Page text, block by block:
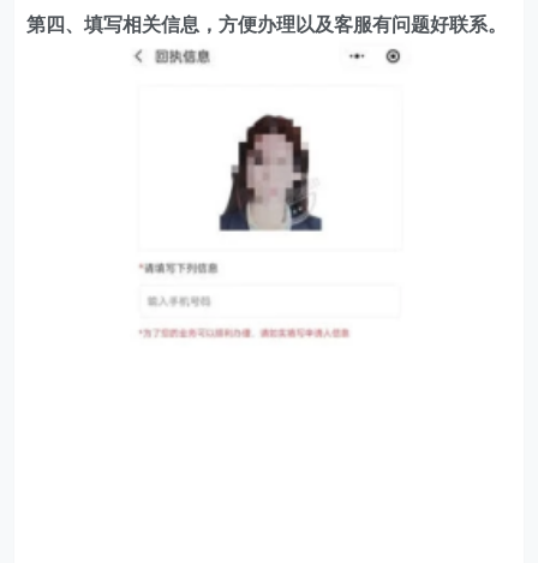
第四、填写相关信息，方便办理以及客服有问题好联系。